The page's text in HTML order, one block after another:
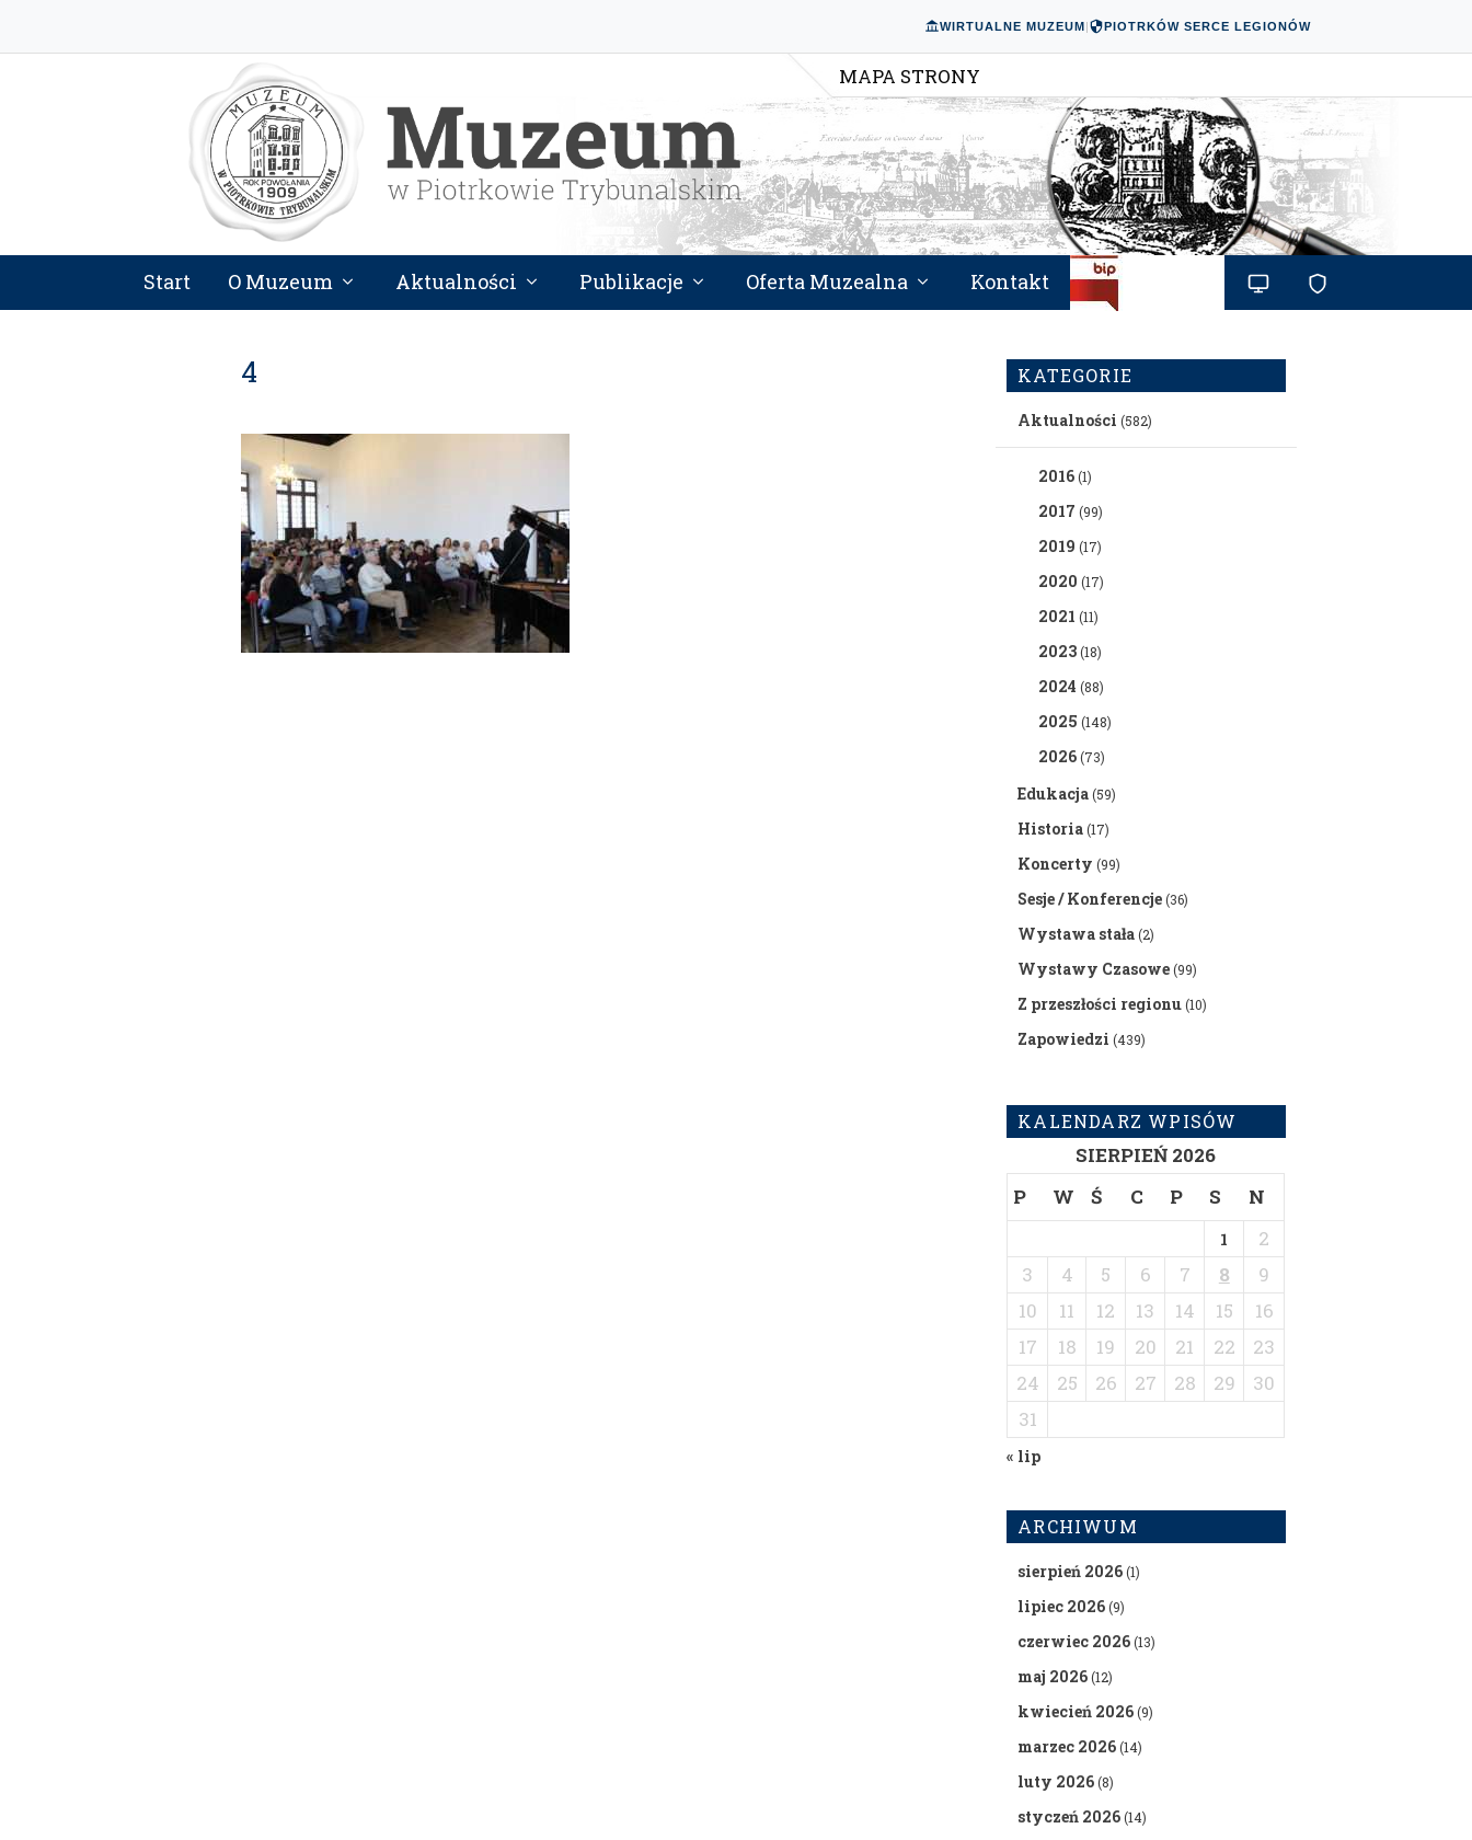
WIRTUALNE MUZEUM| PIOTRKÓW SERCE LEGIONÓW
MAPA STRONY
Start O Muzeum Aktualności Publikacje Oferta Muzealna Kontakt
4 KATEGORIE
Aktualności (582)
2016(1)
2017 (99)
2019 (17)
2020 (17)
2021 (11)
2023(18)
2024 (88)
2025 (148)
2026(73)
Edukacja(59)
Historia(17)
Koncerty (99)
Sesje / Konferencje(36)
Wystawa stała(2)
Wystawy Czasowe(99)
Z przeszłości regionu(10)
Zapowiedzi (439)
KALENDARZ WPISÓW
SIERPIEŃ 2026
P
W Ś C P S N
1
2
3
4 5 6 7 8
9
10
11 12 13 14 15
16
17
18 19 20 21 22
23
24
25 26 27 28 29
30
31
« lip
ARCHIWUM
sierpień 2026(1)
lipiec 2026(9)
czerwiec 2026(13)
maj 2026(12)
kwiecień 2026(9)
marzec 2026(14)
luty 2026(8)
styczeń 2026(14)